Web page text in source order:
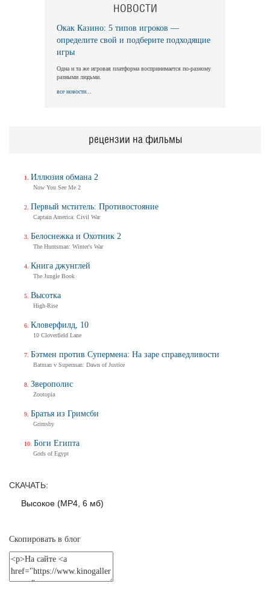
Длинная ночь, короткое утро
Long Nights Short Mornings
Трейлер (на русском)
Трейлер №2
Тизер-трейлер (на русском)
Don't Knock Twice
СКАЧАТЬ:
Высокое (MP4, 6 мб)
Скопировать в блог
НОВОСТИ
Окак Казино: 5 типов игроков —
определите свой и подберите подходящие
игры
Одна и та же игровая платформа воспринимается по-разному
разными людьми.
все новости...
рецензии на фильмы
Иллюзия обмана 2
Now You See Me 2
Первый мститель: Противостояние
Captain America: Civil War
Белоснежка и Охотник 2
The Huntsman: Winter's War
Книга джунглей
The Jungle Book
Высотка
High-Rise
Кловерфилд, 10
10 Cloverfield Lane
Бэтмен против Супермена: На заре справедливости
Batman v Superman: Dawn of Justice
Зверополис
Zootopia
Братья из Гримсби
Grimsby
Боги Египта
Gods of Egypt